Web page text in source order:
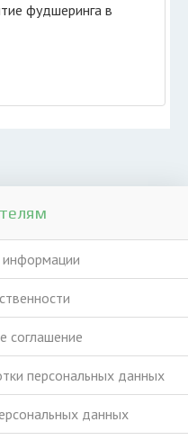
фудшеринга в
соглашение
персональных данных
данных